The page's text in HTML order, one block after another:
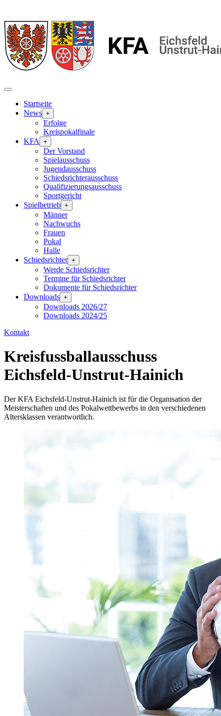
Startseite
News +
Erfolge
Kreispokalfinale
KFA
+
Der Vorstand
Spielausschuss
Jugendausschuss
Schiedsrichterausschuss
Qualifizierungsausschuss
Sportgericht
Spielbetrieb +
Männer
Nachwuchs
Frauen
Pokal
Halle
Schiedsrichter +
Werde Schiedsrichter
Termine für Schiedsrichter
Dokumente für Schiedsrichter
Downloads +
Downloads 2026/27
Downloads 2024/25
Kontakt
Kreisfussballausschuss
Eichsfeld-Unstrut-Hainich
Der KFA Eichsfeld-Unstrut-Hainich ist für die Organisation der
Meisterschaften und des Pokalwettbewerbs in den verschiedenen
Altersklassen verantwortlich.